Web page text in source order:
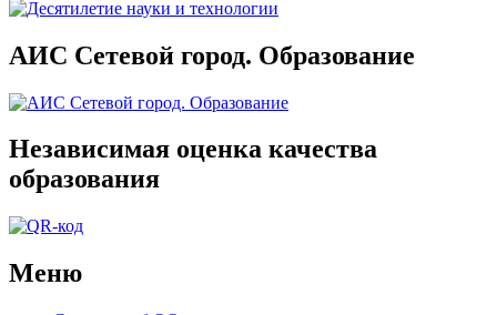
АИС Сетевой город. Образование
Независимая оценка качества
образования
Меню